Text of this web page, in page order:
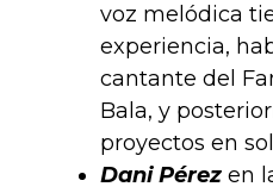
voz melódica
experiencia,
cantante del
Bala, y
proyectos en
Dani Pérez en